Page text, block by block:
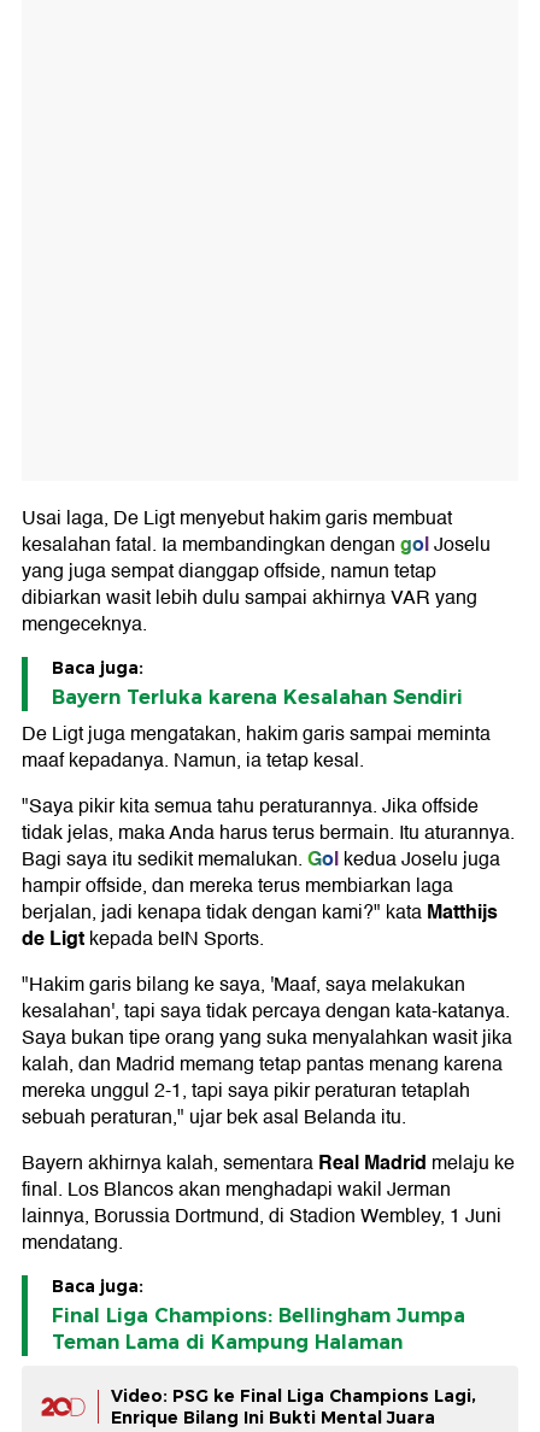
Usai laga, De Ligt menyebut hakim garis membuat
kesalahan fatal. Ia membandingkan dengangolJoselu
yang juga sempat dianggap offside, namun tetap
dibiarkan wasit lebih dulu sampai akhirnya VAR yang
mengeceknya.
Baca juga:
Bayern Terluka karena Kesalahan Sendiri
De Ligt juga mengatakan, hakim garis sampai meminta
maaf kepadanya. Namun, ia tetap kesal.
"Saya pikir kita semua tahu peraturannya. Jika offside
tidak jelas, maka Anda harus terus bermain. Itu aturannya.
Bagi saya itu sedikit memalukan.Golkedua Joselu juga
hampir offside, dan mereka terus membiarkan laga
berjalan, jadi kenapa tidak dengan kami?" kataMatthijs
de Ligtkepada beIN Sports.
"Hakim garis bilang ke saya, 'Maaf, saya melakukan
kesalahan', tapi saya tidak percaya dengan kata-katanya.
Saya bukan tipe orang yang suka menyalahkan wasit jika
kalah, dan Madrid memang tetap pantas menang karena
mereka unggul 2-1, tapi saya pikir peraturan tetaplah
sebuah peraturan," ujar bek asal Belanda itu.
Bayern akhirnya kalah, sementaraReal Madrid melaju ke
final. Los Blancos akan menghadapi wakil Jerman
lainnya, Borussia Dortmund, di Stadion Wembley, 1 Juni
mendatang.
Baca juga:
Final Liga Champions: Bellingham Jumpa
Teman Lama di Kampung Halaman
Video: PSG ke Final Liga Champions Lagi,
Enrique Bilang Ini Bukti Mental Juara